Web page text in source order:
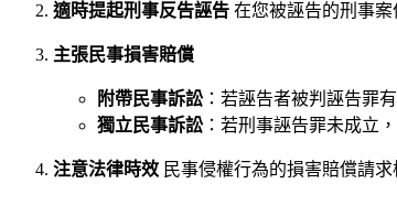
適時提起刑事反告誣告 在您被誣告的刑事
主張民事損害賠償
附帶民事訴訟：若誣告者被判誣告罪
獨立民事訴訟：若刑事誣告罪未成立
注意法律時效 民事侵權行為的損害賠償請